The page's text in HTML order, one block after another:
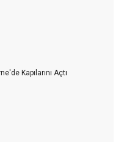
Kapılarını Açtı